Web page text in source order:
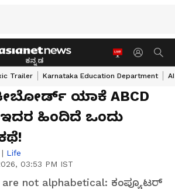
ಕನ್ನಡ
Trailer Karnataka Education Department
ಕೀಬೋರ್ಡ್ ಯಾಕೆ ABCD
ಇದರ ಹಿಂದಿದೆ ಒಂದು
| Life
03:53 PM IST
are not alphabetical: ಕಂಪ್ಯೂಟರ್